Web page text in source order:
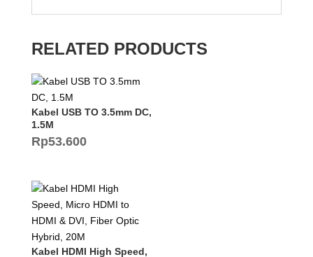
RELATED PRODUCTS
Kabel USB TO 3.5mm DC,
1.5M
Rp53.600
Kabel HDMI High Speed,